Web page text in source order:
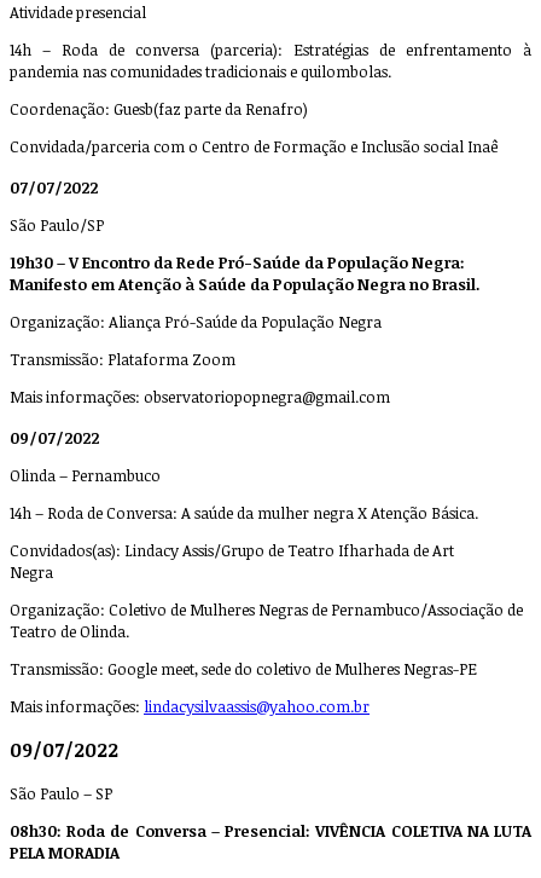
Atividade presencial
14h – Roda de conversa (parceria): Estratégias de enfrentamento à
pandemia nas comunidades tradicionais e quilombolas.
Coordenação: Guesb(faz parte da Renafro)
Convidada/parceria com o Centro de Formação e Inclusão social Inaê
07/07/2022
São Paulo/SP
19h30 – V Encontro da Rede Pró-Saúde da População Negra:
Manifesto em Atenção à Saúde da População Negra no Brasil.
Organização: Aliança Pró-Saúde da População Negra
Transmissão: Plataforma Zoom
Mais informações: observatoriopopnegra@gmail.com
09/07/2022
Olinda – Pernambuco
14h – Roda de Conversa: A saúde da mulher negra X Atenção Básica.
Convidados(as): Lindacy Assis/Grupo de Teatro Ifharhada de Art
Negra
Organização: Coletivo de Mulheres Negras de Pernambuco/Associação de
Teatro de Olinda.
Transmissão: Google meet, sede do coletivo de Mulheres Negras-PE
Mais informações: lindacysilvaassis@yahoo.com.br
09/07/2022
São Paulo – SP
08h30: Roda de Conversa – Presencial: VIVÊNCIA COLETIVA NA LUTA
PELA MORADIA